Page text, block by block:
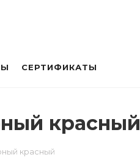
СЕРТИФИКАТЫ
красный
красный